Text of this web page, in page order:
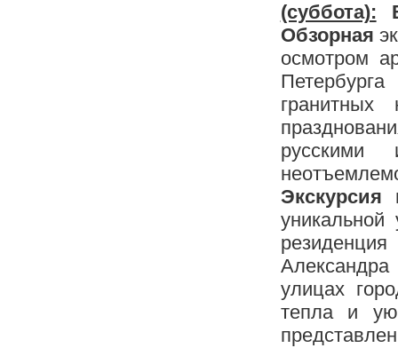
(суббота):
Обзорная
осмотром
русскими
улицах
тепла и